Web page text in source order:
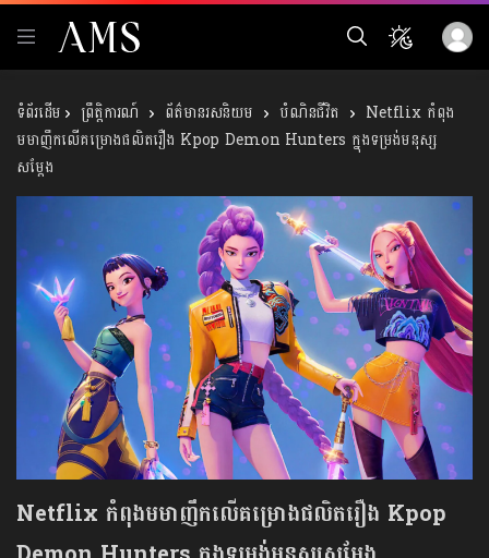
ព្រឹត្តិការណ៍ ព័ត៌មានរសនិយម បំណិនជីវិត
Netflix កំពុង
មមាញឹកលើគម្រោងផលិតរឿង Kpop Demon Hunters ក្នុងទម្រង់មនុស្ស
សម្ដែង
Netflix កំពុងមមាញឹកលើគម្រោងផលិតរឿង Kpop